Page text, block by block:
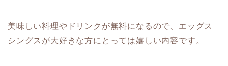
美味しい料理やドリンクが無料になるので、エッグス
シングスが大好きな方にとっては嬉しい内容です。